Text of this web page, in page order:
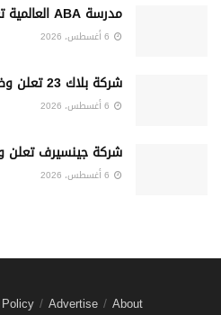
مدرسة ABA العالمية تعلن وظيفة شاغرة
شركة بلاك 23 تعلن وظيفة شاغرة
شركة جينسيرف تعلن
About
Advertise